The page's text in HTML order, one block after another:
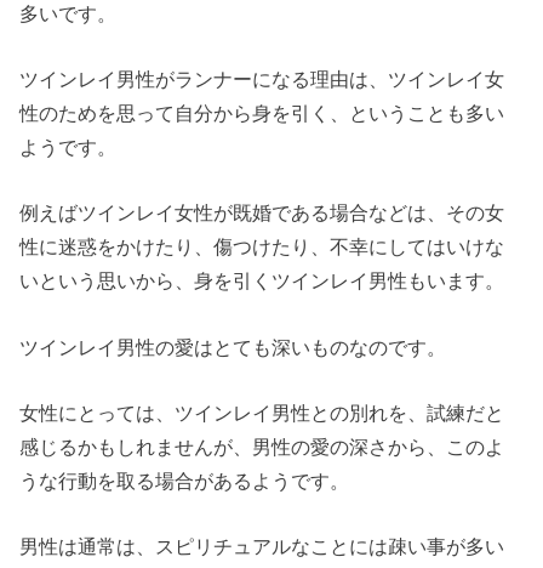
多いです。
ツインレイ男性がランナーになる理由は、ツインレイ女
性のためを思って自分から身を引く、ということも多い
ようです。
例えばツインレイ女性が既婚である場合などは、その女
性に迷惑をかけたり、傷つけたり、不幸にしてはいけな
いという思いから、身を引くツインレイ男性もいます。
ツインレイ男性の愛はとても深いものなのです。
女性にとっては、ツインレイ男性との別れを、試練だと
感じるかもしれませんが、男性の愛の深さから、このよ
うな行動を取る場合があるようです。
男性は通常は、スピリチュアルなことには疎い事が多い